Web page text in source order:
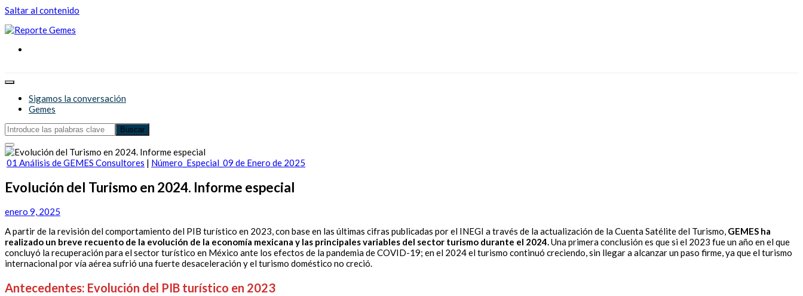
Saltar al contenido
Reporte Gemes
Sigamos la conversación
Gemes
01 Análisis de GEMES Consultores | Número_Especial_09 de Enero de 2025
Evolución del Turismo en 2024. Informe especial
enero 9, 2025
A partir de la revisión del comportamiento del PIB turístico en 2023, con base en las últimas cifras publicadas por el INEGI a través de la actualización de la Cuenta Satélite del Turismo, GEMES ha
realizado un breve recuento de la evolución de la economía mexicana y las principales variables del sector turismo durante el 2024.Una primera conclusión es que si el 2023 fue un año en el que
concluyó la recuperación para el sector turístico en México ante los efectos de la pandemia de COVID-19; en el 2024 el turismo continuó creciendo, sin llegar a alcanzar un paso firme, ya que el turismo
internacional por vía aérea sufrió una fuerte desaceleración y el turismo doméstico no creció.
Antecedentes: Evolución del PIB turístico en 2023